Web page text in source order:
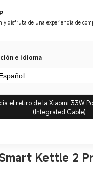
y disfruta de una experiencia de
e idioma
el retiro de la Xiaomi 33W
(Integrated Cable)
Kettle 2